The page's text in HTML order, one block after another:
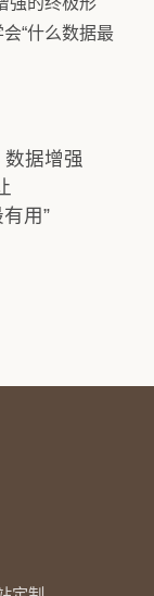
数据增强
用”